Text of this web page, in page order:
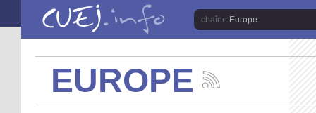
Aller au contenu principal
Europe
EUROPE
les